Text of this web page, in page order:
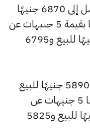
كما سجل سعر عيار 21 ارتفاعًا ليصل إلى 6870 جنيهًا
للبيع و6800 جنيهًا للشراء، مرتفعًا بقيمة 5 جنيهات عن
السعر السابق الذي كان 6865 جنيهًا للبيع و6795
وشهد سعر عيار 18 ارتفاعًا ليصبح 5890 جنيهًا للبيع
و5830 جنيهًا للشراء، بزيادة قدرها 5 جنيهات عن
السعر السابق الذي بلغ 5885 جنيهًا للبيع و5825